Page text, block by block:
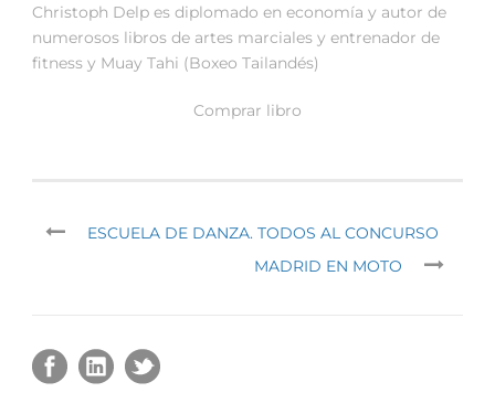
Christoph Delp es diplomado en economía y autor de
numerosos libros de artes marciales y entrenador de
fitness y Muay Tahi (Boxeo Tailandés)
Comprar libro
ESCUELA DE DANZA. TODOS AL CONCURSO
MADRID EN MOTO